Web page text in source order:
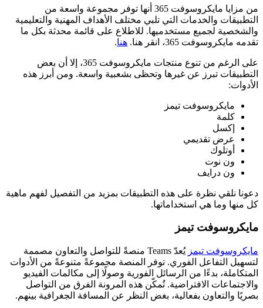
من مزايا مايكروسوفت 365 أنها توفر مجموعة واسعة من
التطبيقات والخدمات التي تلبي مختلف الأهداف المهنية والتعليمية
والشخصية لجميع مستخدميها. للاطلاع على قائمة محدثة بكل ما
تقدمه مايكروسوفت 365، انقر هنا.
هنا.
على الرغم من تنوع منتجات مايكروسوفت 365، إلا أن بعض
التطبيقات تبرز عن غيرها وتحظى بشعبية واسعة. ومن أبرز هذه
الأدوات:
مايكروسوفت تيمز
كلمة
إكسل
عرض تقديمي
أوتلوك
ون نوت
ون درايف
دعونا نلقي نظرة على هذه التطبيقات بمزيد من التفصيل لفهم ماهية
كل منها وما هي استخداماتها.
مايكروسوفت تيمز
مايكروسوفت تيمز
يُعدّ Teams منصةً للتواصل والتعاون مصممة
لتسهيل التفاعل الفوري. توفر المنصة مجموعةً متنوعةً من الأدوات
المتكاملة، بدءًا من الرسائل الفورية وصولًا إلى مكالمات الفيديو
والاجتماعات الافتراضية. تُمكّن هذه المرونة الفرق من التواصل
بصريًا والتعاون بفعالية، بغض النظر عن المسافة الجغرافية بينهم.